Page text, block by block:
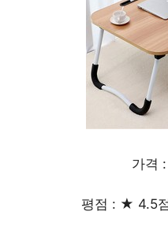
가격 :
평점 : ★ 4.5